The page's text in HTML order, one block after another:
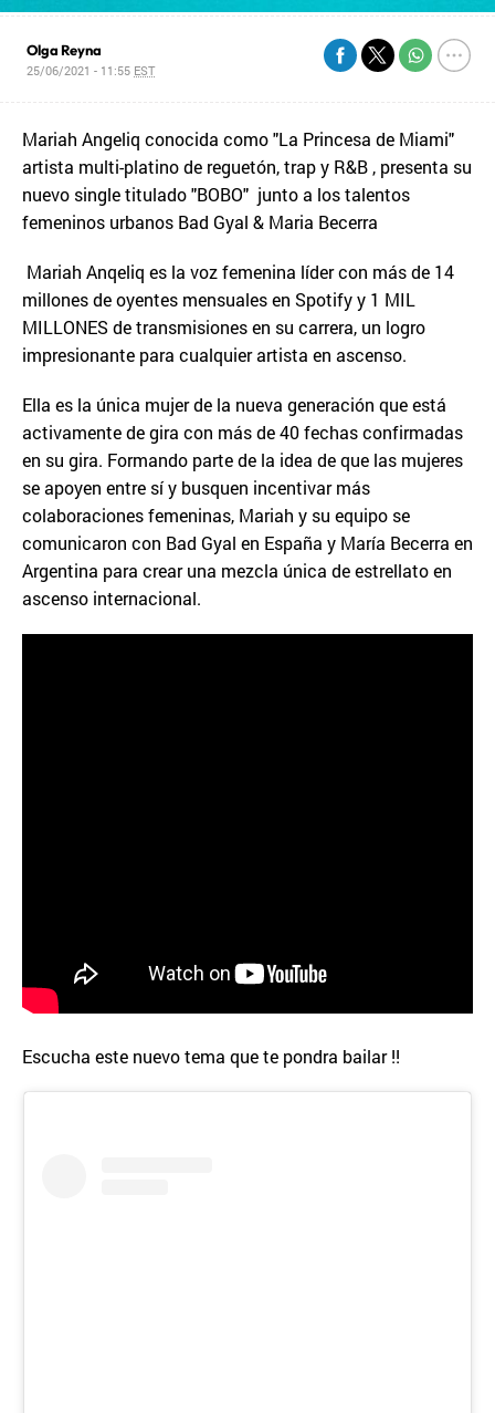
Olga Reyna
25/06/2021 - 11:55 EST
Mariah Angeliq conocida como "La Princesa de Miami"
artista multi-platino de reguetón, trap y R&B , presenta su
nuevo single titulado "BOBO" junto a los talentos
femeninos urbanos Bad Gyal & Maria Becerra
Mariah Anqeliq es la voz femenina líder con más de 14
millones de oyentes mensuales en Spotify y 1 MIL
MILLONES de transmisiones en su carrera, un logro
impresionante para cualquier artista en ascenso.
Ella es la única mujer de la nueva generación que está
activamente de gira con más de 40 fechas confirmadas
en su gira. Formando parte de la idea de que las mujeres
se apoyen entre sí y busquen incentivar más
colaboraciones femeninas, Mariah y su equipo se
comunicaron con Bad Gyal en España y María Becerra en
Argentina para crear una mezcla única de estrellato en
ascenso internacional.
Escucha este nuevo tema que te pondra bailar !!